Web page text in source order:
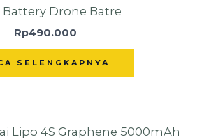
Battery Drone Batre
Rp490.000
SELENGKAPNYA